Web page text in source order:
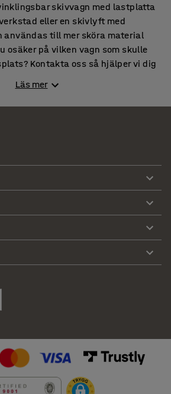
skivvagn med lastplatta
eller en skivlyft med
till mer sköra material
osäker på vilken vagn som skulle
Kontakta oss så hjälper vi dig
inte dessa kategorier
Verktygsskåp
Läs mer